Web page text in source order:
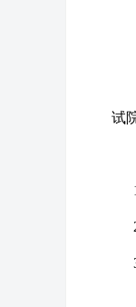
试
1.
2.
3.